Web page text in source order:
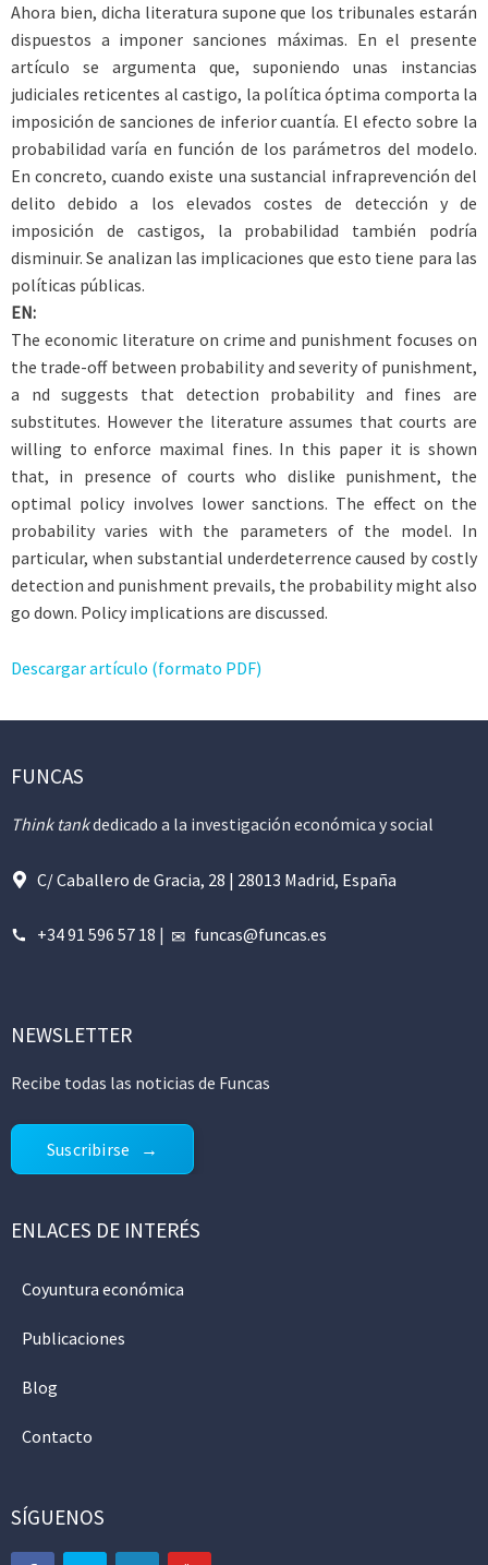
Ahora bien, dicha literatura supone que los tribunales estarán
dispuestos a imponer sanciones máximas. En el presente
artículo se argumenta que, suponiendo unas instancias
judiciales reticentes al castigo, la política óptima comporta la
imposición de sanciones de inferior cuantía. El efecto sobre la
probabilidad varía en función de los parámetros del modelo.
En concreto, cuando existe una sustancial infraprevención del
delito debido a los elevados costes de detección y de
imposición de castigos, la probabilidad también podría
disminuir. Se analizan las implicaciones que esto tiene para las
políticas públicas.
EN:
The economic literature on crime and punishment focuses on
the trade-off between probability and severity of punishment,
a nd suggests that detection probability and fines are
substitutes. However the literature assumes that courts are
willing to enforce maximal fines. In this paper it is shown
that, in presence of courts who dislike punishment, the
optimal policy involves lower sanctions. The effect on the
probability varies with the parameters of the model. In
particular, when substantial underdeterrence caused by costly
detection and punishment prevails, the probability might also
go down. Policy implications are discussed.
Descargar artículo (formato PDF)
FUNCAS
Think tankdedicado a la investigación económica y social
C/ Caballero de Gracia, 28 | 28013 Madrid, España
+34 91 596 57 18 | funcas@funcas.es
NEWSLETTER
Recibe todas las noticias de Funcas
Suscribirse
ENLACES DE INTERÉS
Coyuntura económica
Publicaciones
Blog
Contacto
SÍGUENOS